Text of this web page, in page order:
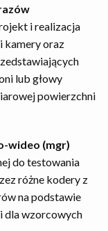
i realizacja
kamery oraz
lub głowy
powierzchni
wideo (mgr)
do testowania
różne kodery z
na podstawie
dla wzorcowych